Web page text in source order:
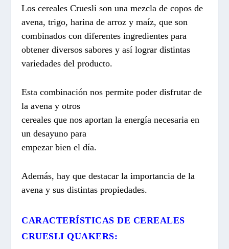
Los cereales Cruesli son una mezcla de copos de
avena, trigo, harina de arroz y maíz, que son
combinados con diferentes ingredientes para
obtener diversos sabores y así lograr distintas
variedades del producto.
Esta combinación nos permite poder disfrutar de
la avena y otros
cereales que nos aportan la energía necesaria en
un desayuno para
empezar bien el día.
Además, hay que destacar la importancia de la
avena y sus distintas propiedades.
CARACTERÍSTICAS DE CEREALES
CRUESLI QUAKERS: